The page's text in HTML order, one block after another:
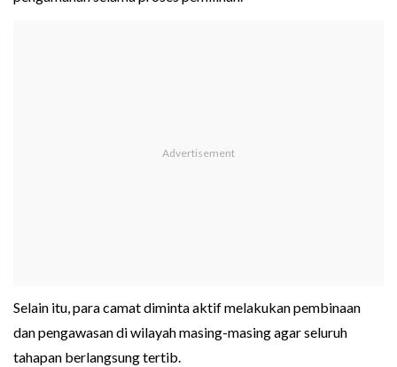
Selain itu, para camat diminta aktif melakukan pembinaan
dan pengawasan di wilayah masing-masing agar seluruh
tahapan berlangsung tertib.